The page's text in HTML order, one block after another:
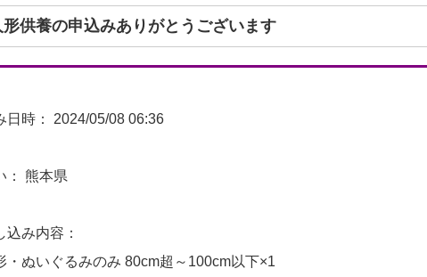
人形供養の申込みありがとうございます
日時： 2024/05/08 06:36
： 熊本県
込み内容：
・ぬいぐるみのみ 80cm超～100cm以下×1